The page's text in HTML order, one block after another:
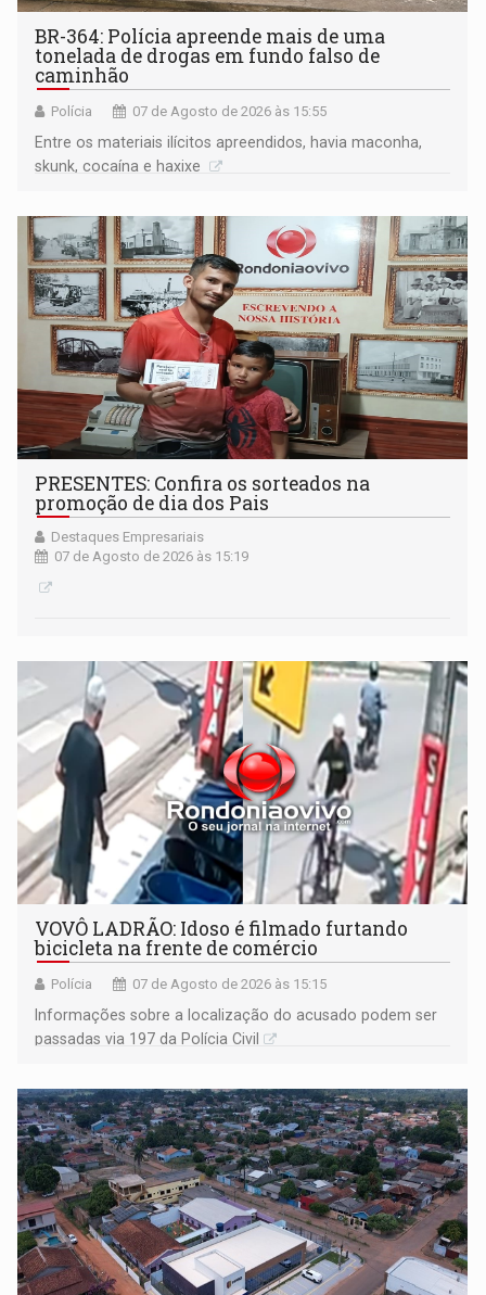
BR-364: Polícia apreende mais de uma
tonelada de drogas em fundo falso de
caminhão
Polícia 07 de Agosto de 2026 às 15:55
Entre os materiais ilícitos apreendidos, havia maconha,
skunk, cocaína e haxixe
PRESENTES: Confira os sorteados na
promoção de dia dos Pais
Destaques Empresariais
07 de Agosto de 2026 às 15:19
VOVÔ LADRÃO: Idoso é filmado furtando
bicicleta na frente de comércio
Polícia 07 de Agosto de 2026 às 15:15
Informações sobre a localização do acusado podem ser
passadas via 197 da Polícia Civil